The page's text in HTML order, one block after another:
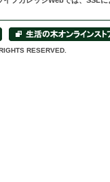
RESERVED.